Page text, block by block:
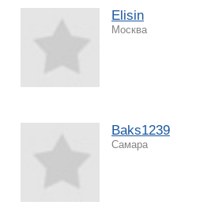
Elisin
Москва
Baks1239
Самара